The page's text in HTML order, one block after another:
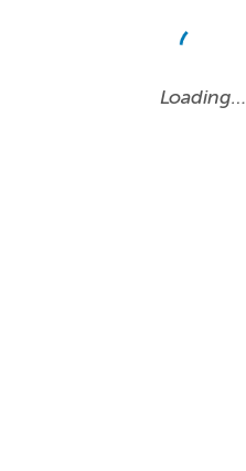
Loading…